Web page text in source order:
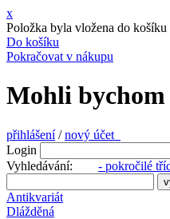
x
Položka byla vložena do košíku
Do košíku
Pokračovat v nákupu
Mohli
přihlášení/nový účet
Login
Vyhledávání: - pokročilé
Antikvariát
Dlážděná